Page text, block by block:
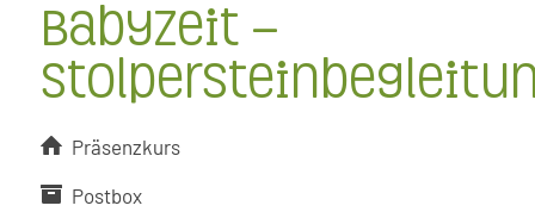
Babyzeit –
Präsenzkurs
Postbox